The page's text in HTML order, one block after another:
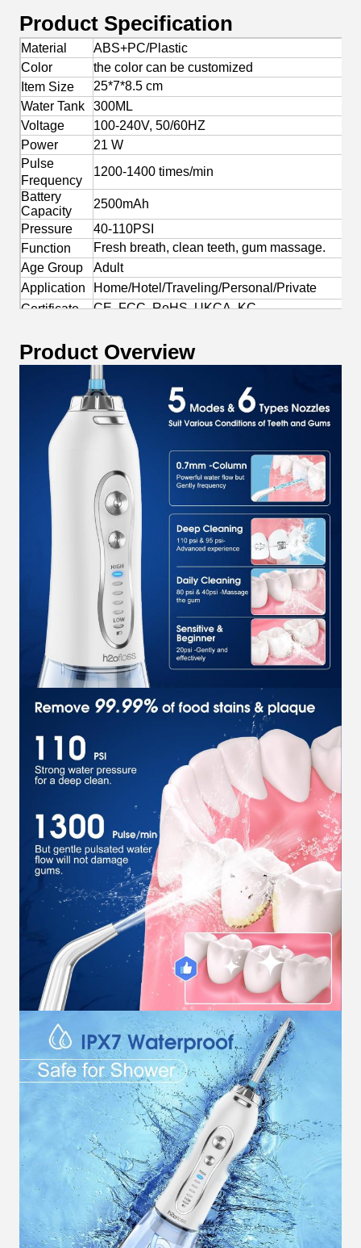
Product Specification
Material
ABS+PC/Plastic
Color
the color can be customized
Item Size
25*7*8.5 cm
Water Tank
300ML
Voltage
100-240V, 50/60HZ
Power
21 W
Pulse
Frequency
1200-1400 times/min
Battery
Capacity
2500mAh
Pressure
40-110PSI
Function
Fresh breath, clean teeth, gum massage.
Age Group
Adult
Application
Home/Hotel/Traveling/Personal/Private
Certificate
CE, FCC, RoHS, UKCA, KC
Product Overview